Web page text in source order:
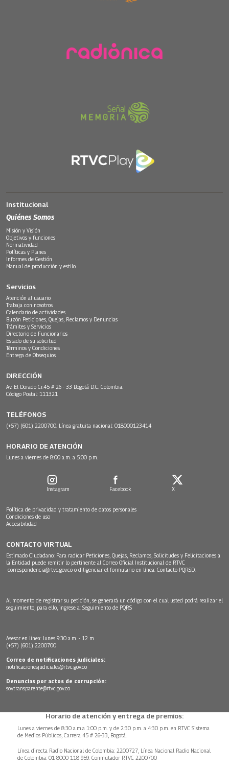
Institucional
Quiénes Somos
Misión y Visión
Objetivos y funciones
Normatividad
Políticas y Planes
Informes de Gestión
Manual de producción y estilo
Servicios
Atención al usuario
Trabaja con nosotros
Calendario de actividades
Buzón Peticiones, Quejas, Reclamos y Denuncias
Trámites y Servicios
Directorio de Funcionarios
Estado de su solicitud
Términos y Condiciones
Entrega de Obsequios
DIRECCIÓN
Av. El Dorado Cr.45 # 26 - 33 Bogotá D.C. Colombia.
Código Postal: 111321
TELÉFONOS
(+57) (601) 2200700. Línea gratuita nacional: 018000123414
HORARIO DE ATENCIÓN
Lunes a viernes de 8:00 a.m. a 5:00 p.m.
Instagram Facebook X
Política de privacidad y tratamiento de datos personales
Condiciones de uso
Accesibilidad
CONTACTO VIRTUAL
Estimado Ciudadano: Para radicar Peticiones, Quejas, Reclamos, Solicitudes y Felicitaciones a
la Entidad puede remitir lo pertinente al Correo Oficial Institucional de RTVC
correspondencia@rtvc.gov.co o diligenciar el formulario en línea: Contacto PQRSD.
Al momento de registrar su petición, se generará un código con el cual usted podrá realizar el
seguimiento, para ello, ingrese a: Seguimiento de PQRS
Asesor en línea: lunes 9:30 a.m. - 12 m
(+57) (601) 2200700
Correo de notificaciones judiciales:
notificacionesjudiciales@rtvc.gov.co
Denuncias por actos de corrupción:
soytransparente@rtvc.gov.co
Horario de atención y entrega de premios:
Lunes a viernes de 8:30 a.m.a 1:00 p.m. y de 2:30 p.m. a 4:30 p.m. en RTVC Sistema
de Medios Públicos, Carrera 45 # 26-33, Bogotá.
Línea directa Radio Nacional de Colombia: 2200727, Línea Nacional Radio Nacional
de Colombia: 01 8000 118 959. Conmutador RTVC 2200700